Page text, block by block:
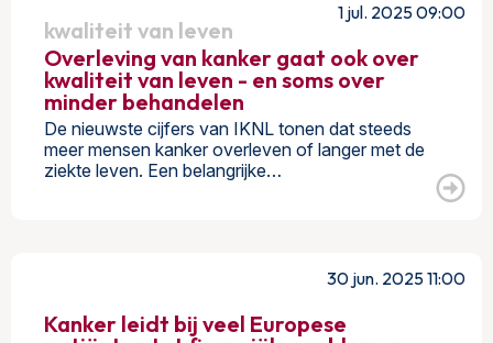
kwaliteit van leven
1 jul. 2025 09:00
Overleving van kanker gaat ook over
kwaliteit van leven - en soms over
minder behandelen
De nieuwste cijfers van IKNL tonen dat steeds
meer mensen kanker overleven of langer met de
ziekte leven. Een belangrijke…
30 jun. 2025 11:00
Kanker leidt bij veel Europese